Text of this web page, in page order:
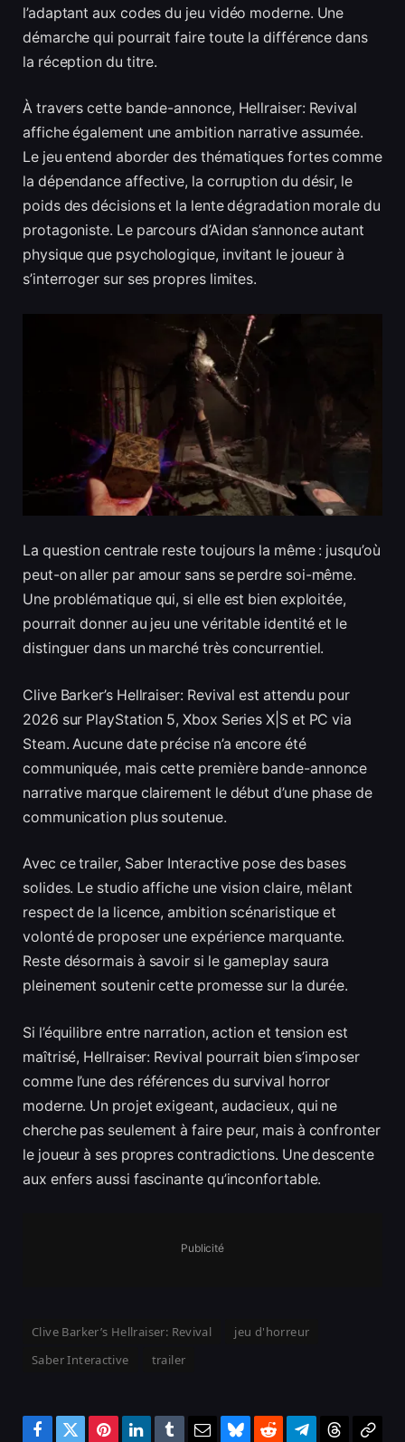
l’adaptant aux codes du jeu vidéo moderne. Une
démarche qui pourrait faire toute la différence dans
la réception du titre.
À travers cette bande-annonce, Hellraiser: Revival
affiche également une ambition narrative assumée.
Le jeu entend aborder des thématiques fortes comme
la dépendance affective, la corruption du désir, le
poids des décisions et la lente dégradation morale du
protagoniste. Le parcours d’Aidan s’annonce autant
physique que psychologique, invitant le joueur à
s’interroger sur ses propres limites.
La question centrale reste toujours la même : jusqu’où
peut-on aller par amour sans se perdre soi-même.
Une problématique qui, si elle est bien exploitée,
pourrait donner au jeu une véritable identité et le
distinguer dans un marché très concurrentiel.
Clive Barker’s Hellraiser: Revival est attendu pour
2026 sur PlayStation 5, Xbox Series X|S et PC via
Steam. Aucune date précise n’a encore été
communiquée, mais cette première bande-annonce
narrative marque clairement le début d’une phase de
communication plus soutenue.
Avec ce trailer, Saber Interactive pose des bases
solides. Le studio affiche une vision claire, mêlant
respect de la licence, ambition scénaristique et
volonté de proposer une expérience marquante.
Reste désormais à savoir si le gameplay saura
pleinement soutenir cette promesse sur la durée.
Si l’équilibre entre narration, action et tension est
maîtrisé, Hellraiser: Revival pourrait bien s’imposer
comme l’une des références du survival horror
moderne. Un projet exigeant, audacieux, qui ne
cherche pas seulement à faire peur, mais à confronter
le joueur à ses propres contradictions. Une descente
aux enfers aussi fascinante qu’inconfortable.
Publicité
Clive Barker’s Hellraiser: Revival
jeu d'horreur
Saber Interactive
trailer